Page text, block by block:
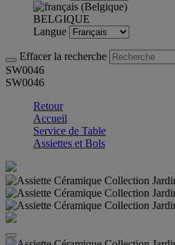
BELGIQUE
Langue
Effacer la recherche
SW0046
SW0046
Retour
Accueil
Service de Table
Assiettes et Bols